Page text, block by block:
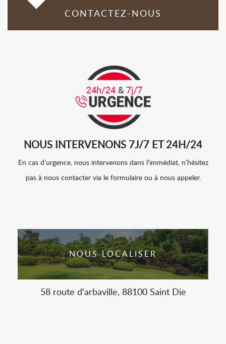
CONTACTEZ-NOUS
NOUS INTERVENONS 7J/7 ET 24H/24
En cas d’urgence, nous intervenons dans l’immédiat, n’hésitez
pas à nous contacter via le formulaire ou à nous appeler.
NOUS LOCALISER
58 route d'arbaville, 88100 Saint Die